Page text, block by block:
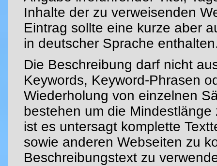
Inhalte der zu verweisenden
Eintrag sollte eine kurze aber
in deutscher Sprache
Die Beschreibung darf nicht
Keywords, Keyword-Phrasen
Wiederholung von einzelnen
bestehen um die
ist es untersagt komplette
sowie anderen Webseiten zu
Beschreibungstext zu